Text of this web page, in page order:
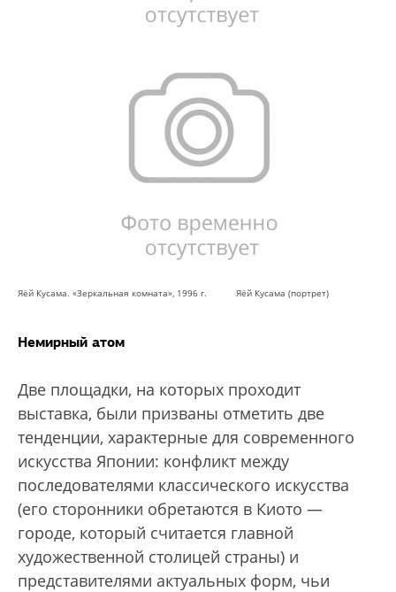
Яёй Кусама. «Зеркальная комната», 1996 г. Яёй Кусама (портрет)
Немирный атом
Две площадки, на которых проходит
выставка, были призваны отметить две
тенденции, характерные для современного
искусства Японии: конфликт между
последователями классического искусства
(его сторонники обретаются в Киото —
городе, который считается главной
художественной столицей страны) и
представителями актуальных форм, чьи